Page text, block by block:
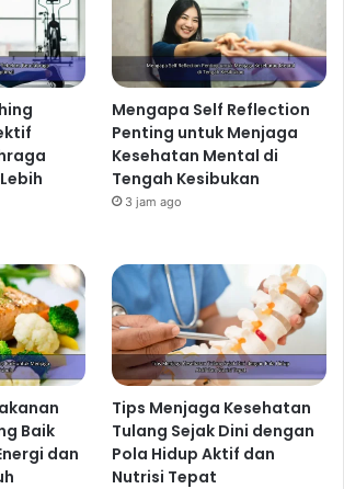
Mengapa Self Reflection
Penting untuk Menjaga
Kesehatan Mental di
Tengah Kesibukan
3 jam ago
Baik
dan
Tips Menjaga Kesehatan
Tulang Sejak Dini dengan
Pola Hidup Aktif dan
Nutrisi Tepat